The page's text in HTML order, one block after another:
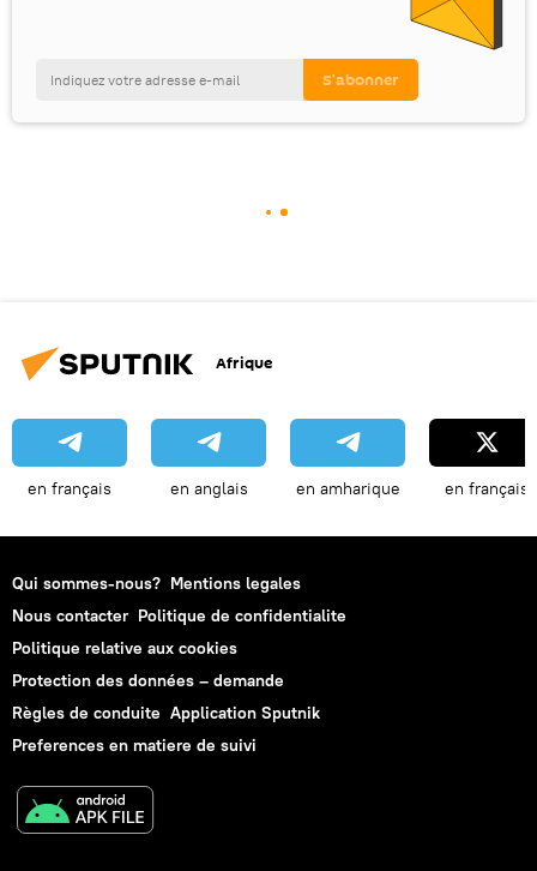
Afrique
en français en anglais en amharique en français
Qui sommes-nous? Mentions legales
Nous contacter Politique de confidentialite
Politique relative aux cookies
Protection des données – demande
Règles de conduite Application Sputnik
Preferences en matiere de suivi